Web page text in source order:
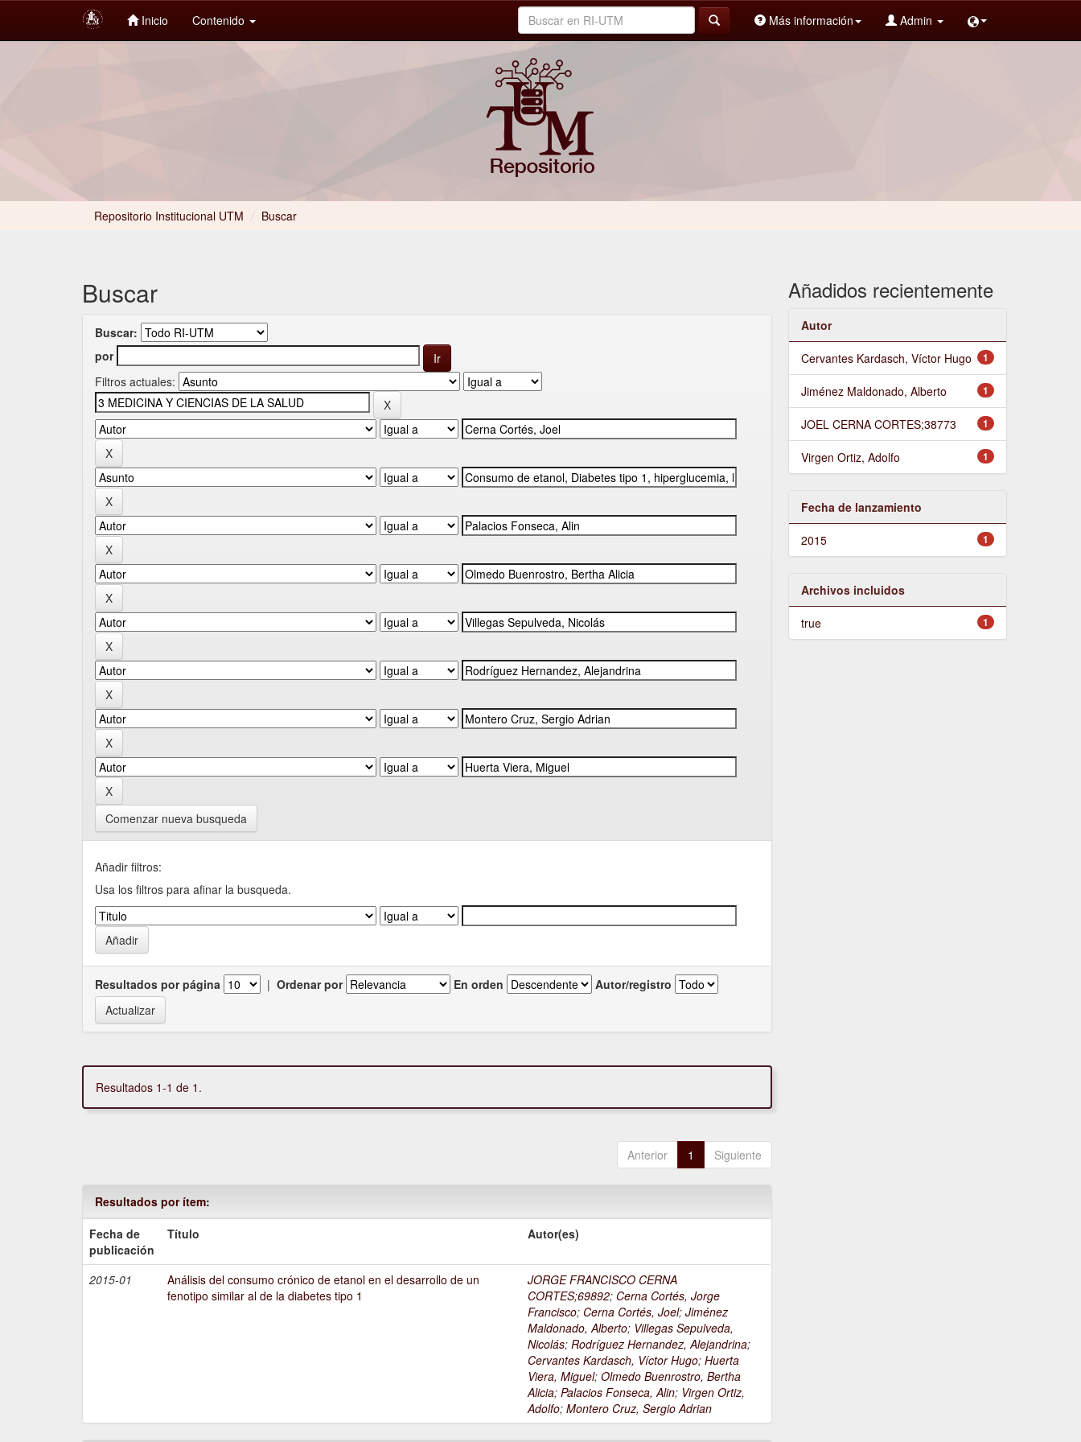
Inicio Contenido Más información Admin
Repositorio Institucional UTM / Buscar
Buscar
Buscar:
por
Filtros actuales:
Comenzar nueva busqueda
Añadir filtros:
Usa los filtros para afinar la busqueda.
Resultados por página | Ordenar por En orden Autor/registro
Resultados 1-1 de 1.
Anterior 1 Siguiente
Resultados por ítem:
Fecha de
publicación
Título Autor(es)
2015-01
Análisis del consumo crónico de etanol en el desarrollo de un
fenotipo similar al de la diabetes tipo 1
JORGE FRANCISCO CERNA
CORTES;69892; Cerna Cortés, Jorge
Francisco; Cerna Cortés, Joel;Jiménez
Maldonado, Alberto; Villegas Sepulveda,
Nicolás;Rodríguez Hernandez, Alejandrina;
Cervantes Kardasch, Víctor Hugo;Huerta
Viera, Miguel;Olmedo Buenrostro, Bertha
Alicia;Palacios Fonseca, Alin; Virgen Ortiz,
Adolfo;Montero Cruz, Sergio Adrian
Añadidos recientemente
Autor
1
Cervantes Kardasch, Víctor Hugo
1
Jiménez Maldonado, Alberto
1
JOEL CERNA CORTES;38773
1
Virgen Ortiz, Adolfo
Fecha de lanzamiento
1
2015
Archivos incluidos
1
true